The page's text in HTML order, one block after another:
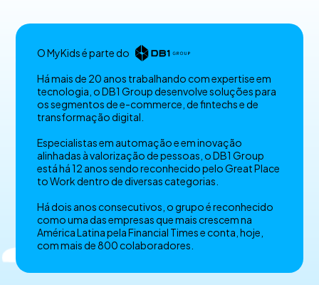
O MyKids é parte do
Há mais de 20 anos trabalhando com expertise em
tecnologia, o DB1 Group desenvolve soluções para
os segmentos de e-commerce, de fintechs e de
transformação digital.
Especialistas em automação e em inovação
alinhadas à valorização de pessoas, o DB1 Group
está há 12 anos sendo reconhecido pelo Great Place
to Work dentro de diversas categorias.
Há dois anos consecutivos, o grupo é reconhecido
como uma das empresas que mais crescem na
América Latina pela Financial Times e conta, hoje,
com mais de 800 colaboradores.